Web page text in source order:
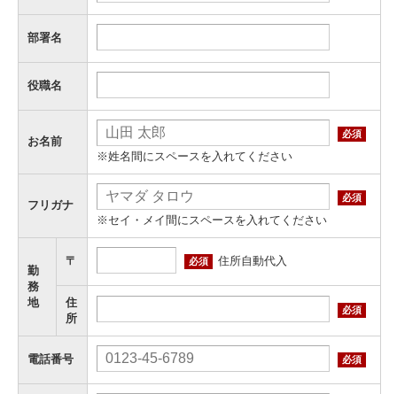
部署名
役職名
お名前
必須
※姓名間にスペースを入れてください
フリガナ
必須
※セイ・メイ間にスペースを入れてください
勤
務
地
〒 必須 住所自動代入
住
所
必須
電話番号 必須